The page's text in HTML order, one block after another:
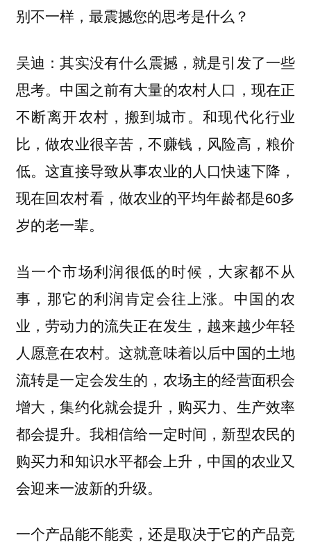
别不一样，最震撼您的思考是什么？
吴迪：其实没有什么震撼，就是引发了一些
思考。中国之前有大量的农村人口，现在正
不断离开农村，搬到城市。和现代化行业
比，做农业很辛苦，不赚钱，风险高，粮价
低。这直接导致从事农业的人口快速下降，
现在回农村看，做农业的平均年龄都是60多
岁的老一辈。
当一个市场利润很低的时候，大家都不从
事，那它的利润肯定会往上涨。中国的农
业，劳动力的流失正在发生，越来越少年轻
人愿意在农村。这就意味着以后中国的土地
流转是一定会发生的，农场主的经营面积会
增大，集约化就会提升，购买力、生产效率
都会提升。 我相信给一定时间，新型农民的
购买力和知识水平都会上升，中国的农业又
会迎来一波新的升级。
一个产品能不能卖，还是取决于它的产品竞